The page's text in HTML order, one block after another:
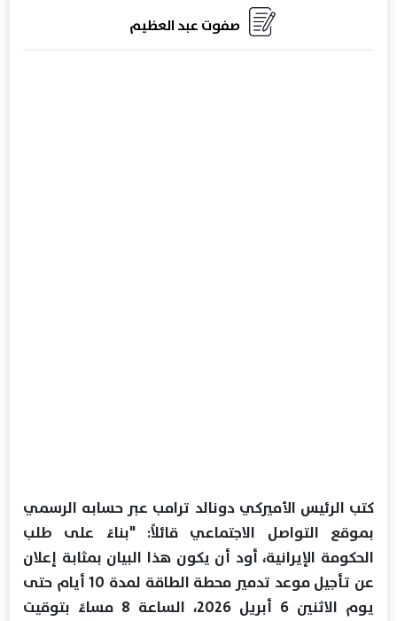
صفوت عبد العظيم
كتب الرئيس الأميركي دونالد ترامب عبر حسابه الرسمي
بموقع التواصل الاجتماعي قائلاً: "بناءً على طلب
الحكومة الإيرانية، أود أن يكون هذا البيان بمثابة إعلان
عن تأجيل موعد تدمير محطة الطاقة لمدة 10 أيام حتى
يوم الاثنين 6 أبريل 2026، الساعة 8 مساءً بتوقيت